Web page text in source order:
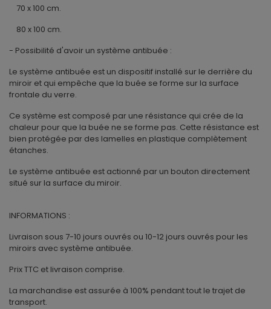
70 x 100 cm.
80 x 100 cm.
- Possibilité d'avoir un système antibuée :
Le système antibuée est un dispositif installé sur le derrière du
miroir et qui empêche que la buée se forme sur la surface
frontale du verre.
Ce système est composé par une résistance qui crée de la
chaleur pour que la buée ne se forme pas. Cette résistance est
bien protégée par des lamelles en plastique complètement
étanches.
Le système antibuée est actionné par un bouton directement
situé sur la surface du miroir.
INFORMATIONS :
Livraison sous 7-10 jours ouvrés ou 10-12 jours ouvrés pour les
miroirs avec système antibuée.
Prix TTC et livraison comprise.
La marchandise est assurée à 100% pendant tout le trajet de
transport.